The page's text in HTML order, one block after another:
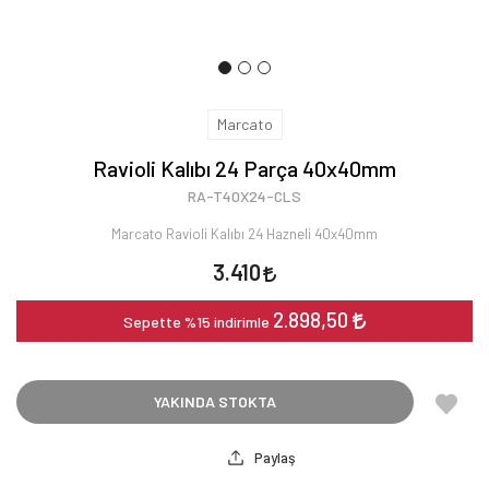
Marcato
Ravioli Kalıbı 24 Parça 40x40mm
RA-T40X24-CLS
Marcato Ravioli Kalıbı 24 Hazneli 40x40mm
3.410
Sepette %15 indirimle 2.898,50
YAKINDA STOKTA
Paylaş